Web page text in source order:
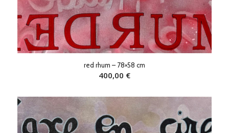
red rhum – 78×58 cm
400,00 €